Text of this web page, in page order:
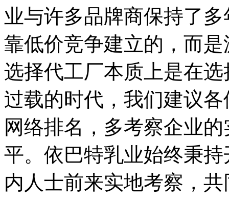
业与许多品牌商保持了
靠低价竞争建立的，而
选择代工厂本质上是在
过载的时代，我们建议
网络排名，多考察企业
平。依巴特乳业始终秉
内人士前来实地考察，